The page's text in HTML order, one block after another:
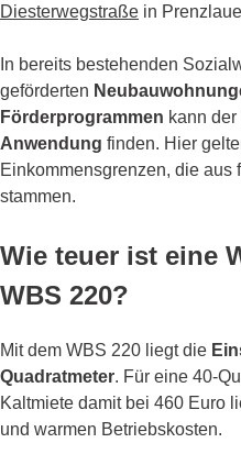
Diesterwegstraße in
In bereits bestehenden
geförderten
Förderprogrammen kann
Anwendung finden. Hier
Einkommensgrenzen, die aus
stammen.
Wie teuer ist eine
WBS 220?
Mit dem WBS 220 liegt die
Quadratmeter. Für eine 40-
Kaltmiete damit bei 460 Euro
und warmen Betriebskosten.